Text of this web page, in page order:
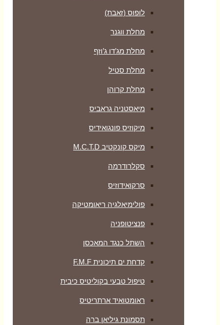
לופוס (זאבת)
מחלת ווגנר
מחלת מג’דו ג’וזף
מחלת סטיל
מחלת קרוהן
מיאסטניה גראביס
מיקוזיס פונגואידיס
מיקס קונקטיב M.C.T.D
סקלרודרמה
סרקואידוזיס
פולימיאלגיה ריאומטיקה
‏פנציטופניה
השתל כנגד המאכסן
קדחת ים תיכונית F.M.F
טיפול טבעי בקוליטיס כיבית
ראומטואיד ארתריטיס
תסמונת גיליאן ברה